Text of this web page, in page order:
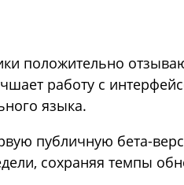
положительно
работу с
языка.
публичную бета-
сохраняя темпы